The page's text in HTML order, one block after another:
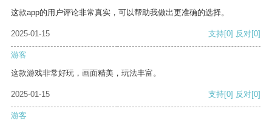
这款app的用户评论非常真实，可以帮助我做出更准确的选择。
2025-01-15 支持[0] 反对[0]
游客
这款游戏非常好玩，画面精美，玩法丰富。
2025-01-15 支持[0] 反对[0]
游客